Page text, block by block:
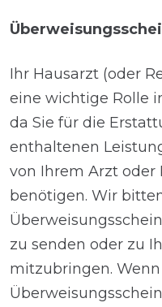
Ihr Hausarzt (oder
eine wichtige Rolle
da Sie für die
enthaltenen
von Ihrem Arzt
benötigen. Wir
zu senden oder zu
mitzubringen.